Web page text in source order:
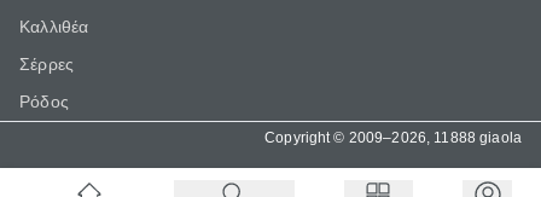
Καλλιθέα
Σέρρες
Ρόδος
Copyright © 2009–2026, 11888 giaola